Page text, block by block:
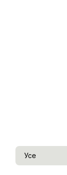
Усе